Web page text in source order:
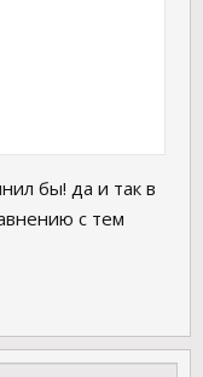
бы! да и так в
с тем